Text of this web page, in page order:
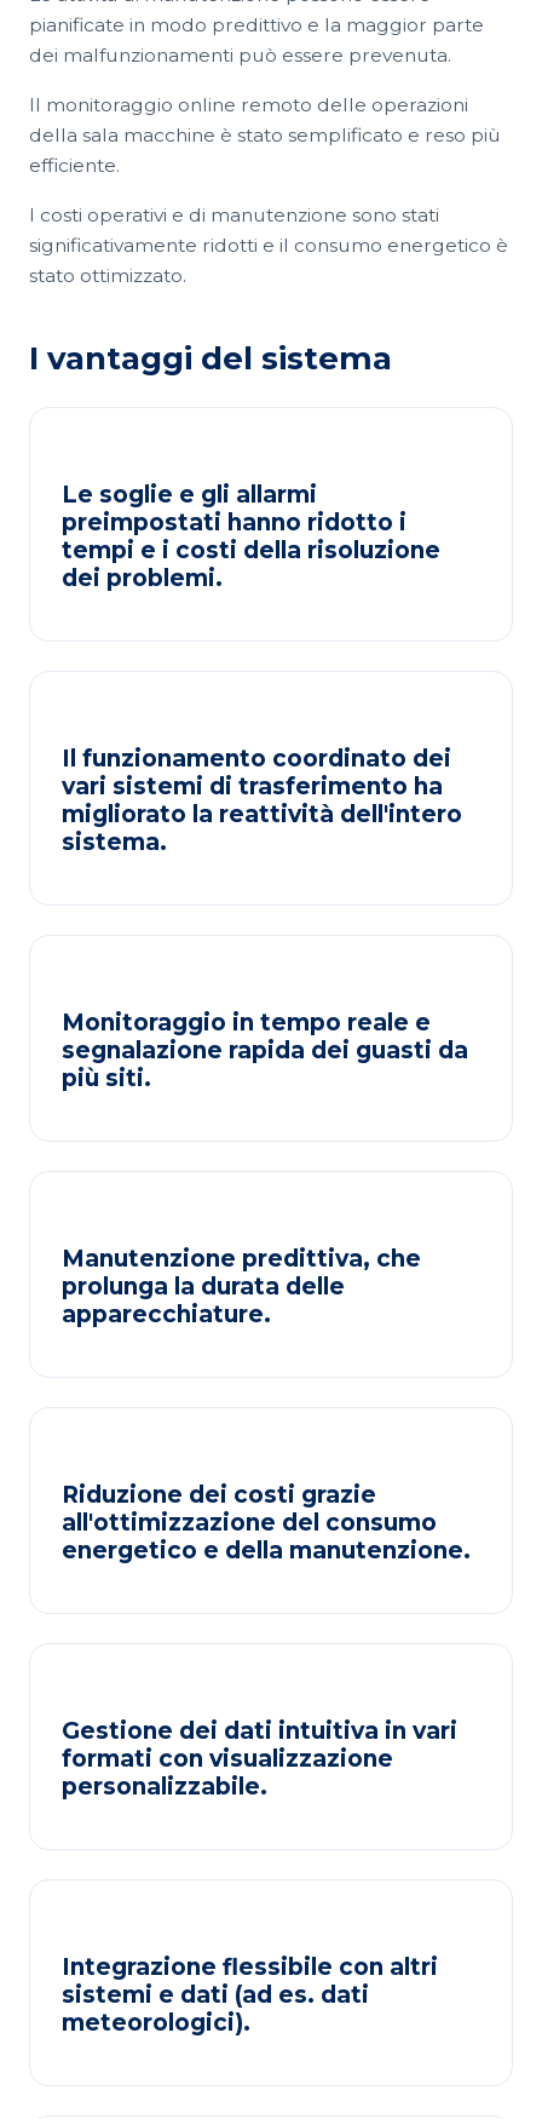
pianificate in modo predittivo e la maggior parte
dei malfunzionamenti può essere prevenuta.
Il monitoraggio online remoto delle operazioni
della sala macchine è stato semplificato e reso più
efficiente.
I costi operativi e di manutenzione sono stati
significativamente ridotti e il consumo energetico è
stato ottimizzato.
I vantaggi del sistema
Le soglie e gli allarmi
preimpostati hanno ridotto i
tempi e i costi della risoluzione
dei problemi.
Il funzionamento coordinato dei
vari sistemi di trasferimento ha
migliorato la reattività dell'intero
sistema.
Monitoraggio in tempo reale e
segnalazione rapida dei guasti da
più siti.
Manutenzione predittiva, che
prolunga la durata delle
apparecchiature.
Riduzione dei costi grazie
all'ottimizzazione del consumo
energetico e della manutenzione.
Gestione dei dati intuitiva in vari
formati con visualizzazione
personalizzabile.
Integrazione flessibile con altri
sistemi e dati (ad es. dati
meteorologici).